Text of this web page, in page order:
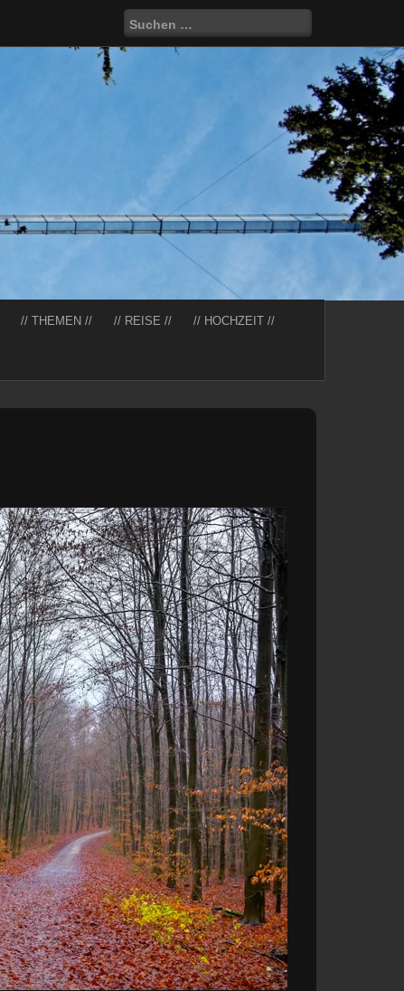
Suchen
nach:
// THEMEN // // REISE // // HOCHZEIT //